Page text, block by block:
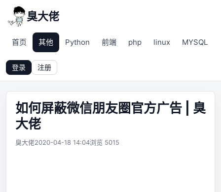
臭大佬
首页 其他 Python 前端 php linux MYSQL
登录 注册
如何屏蔽微信朋友圈官方广告 | 臭
大佬
臭大佬2020-04-18 14:04浏览 5015